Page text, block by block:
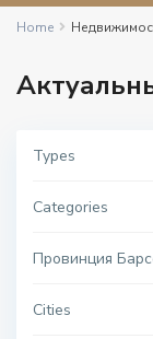
Home
Types
Categories
Провинция
Cities